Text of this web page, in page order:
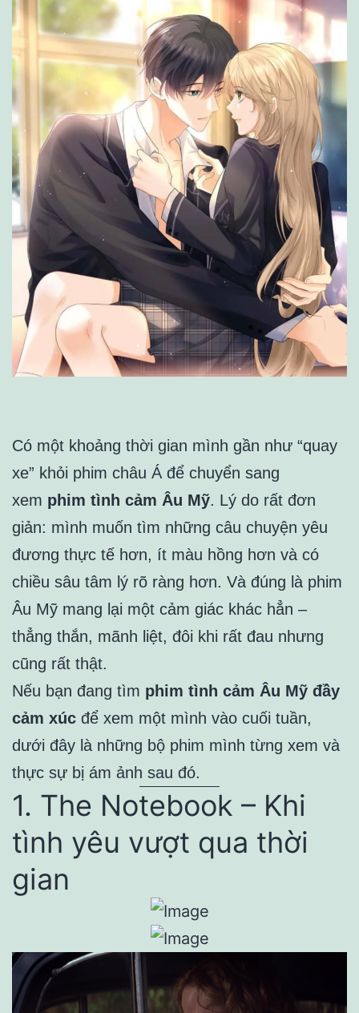
Có một khoảng thời gian mình gần như “quay
xe” khỏi phim châu Á để chuyển sang
xem phim tình cảm Âu Mỹ. Lý do rất đơn
giản: mình muốn tìm những câu chuyện yêu
đương thực tế hơn, ít màu hồng hơn và có
chiều sâu tâm lý rõ ràng hơn. Và đúng là phim
Âu Mỹ mang lại một cảm giác khác hẳn –
thẳng thắn, mãnh liệt, đôi khi rất đau nhưng
cũng rất thật.
Nếu bạn đang tìm phim tình cảm Âu Mỹ đầy
cảm xúc để xem một mình vào cuối tuần,
dưới đây là những bộ phim mình từng xem và
thực sự bị ám ảnh sau đó.
1. The Notebook – Khi
tình yêu vượt qua thời
gian